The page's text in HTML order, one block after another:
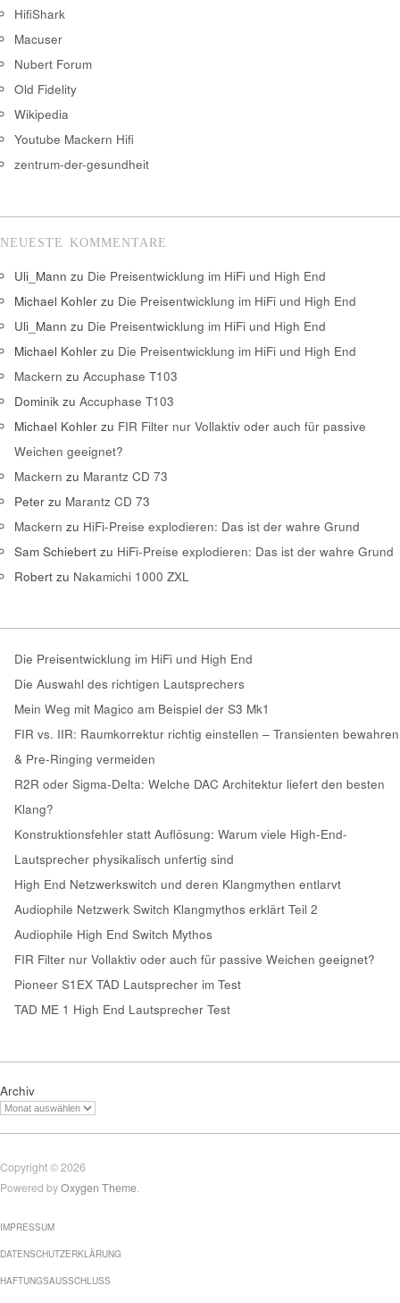
HifiShark
Macuser
Nubert Forum
Old Fidelity
Wikipedia
Youtube Mackern Hifi
zentrum-der-gesundheit
NEUESTE KOMMENTARE
Uli_Mann zu Die Preisentwicklung im HiFi und High End
Michael Kohler zu Die Preisentwicklung im HiFi und High End
Uli_Mann zu Die Preisentwicklung im HiFi und High End
Michael Kohler zu Die Preisentwicklung im HiFi und High End
Mackern zu Accuphase T103
Dominik zu Accuphase T103
Michael Kohler zu FIR Filter nur Vollaktiv oder auch für passive
Weichen geeignet?
Mackern zu Marantz CD 73
Peter zu Marantz CD 73
Mackern zu HiFi-Preise explodieren: Das ist der wahre Grund
Sam Schiebert zu HiFi-Preise explodieren: Das ist der wahre Grund
Robert zu Nakamichi 1000 ZXL
Die Preisentwicklung im HiFi und High End
Die Auswahl des richtigen Lautsprechers
Mein Weg mit Magico am Beispiel der S3 Mk1
FIR vs. IIR: Raumkorrektur richtig einstellen – Transienten bewahren
& Pre-Ringing vermeiden
R2R oder Sigma-Delta: Welche DAC Architektur liefert den besten
Klang?
Konstruktionsfehler statt Auflösung: Warum viele High-End-
Lautsprecher physikalisch unfertig sind
High End Netzwerkswitch und deren Klangmythen entlarvt
Audiophile Netzwerk Switch Klangmythos erklärt Teil 2
Audiophile High End Switch Mythos
FIR Filter nur Vollaktiv oder auch für passive Weichen geeignet?
Pioneer S1EX TAD Lautsprecher im Test
TAD ME 1 High End Lautsprecher Test
Archiv
Copyright © 2026
Powered byOxygen Theme.
IMPRESSUM
DATENSCHUTZERKLÄRUNG
HAFTUNGSAUSSCHLUSS